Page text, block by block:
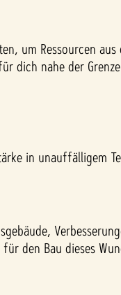
um Ressourcen
dich nahe der
in unauffälligem
den Bau dieses